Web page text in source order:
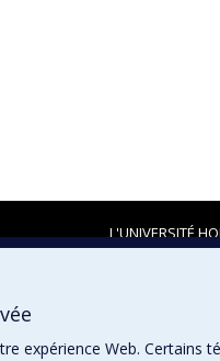
L'UNIVERSITÉ
expérience Web.